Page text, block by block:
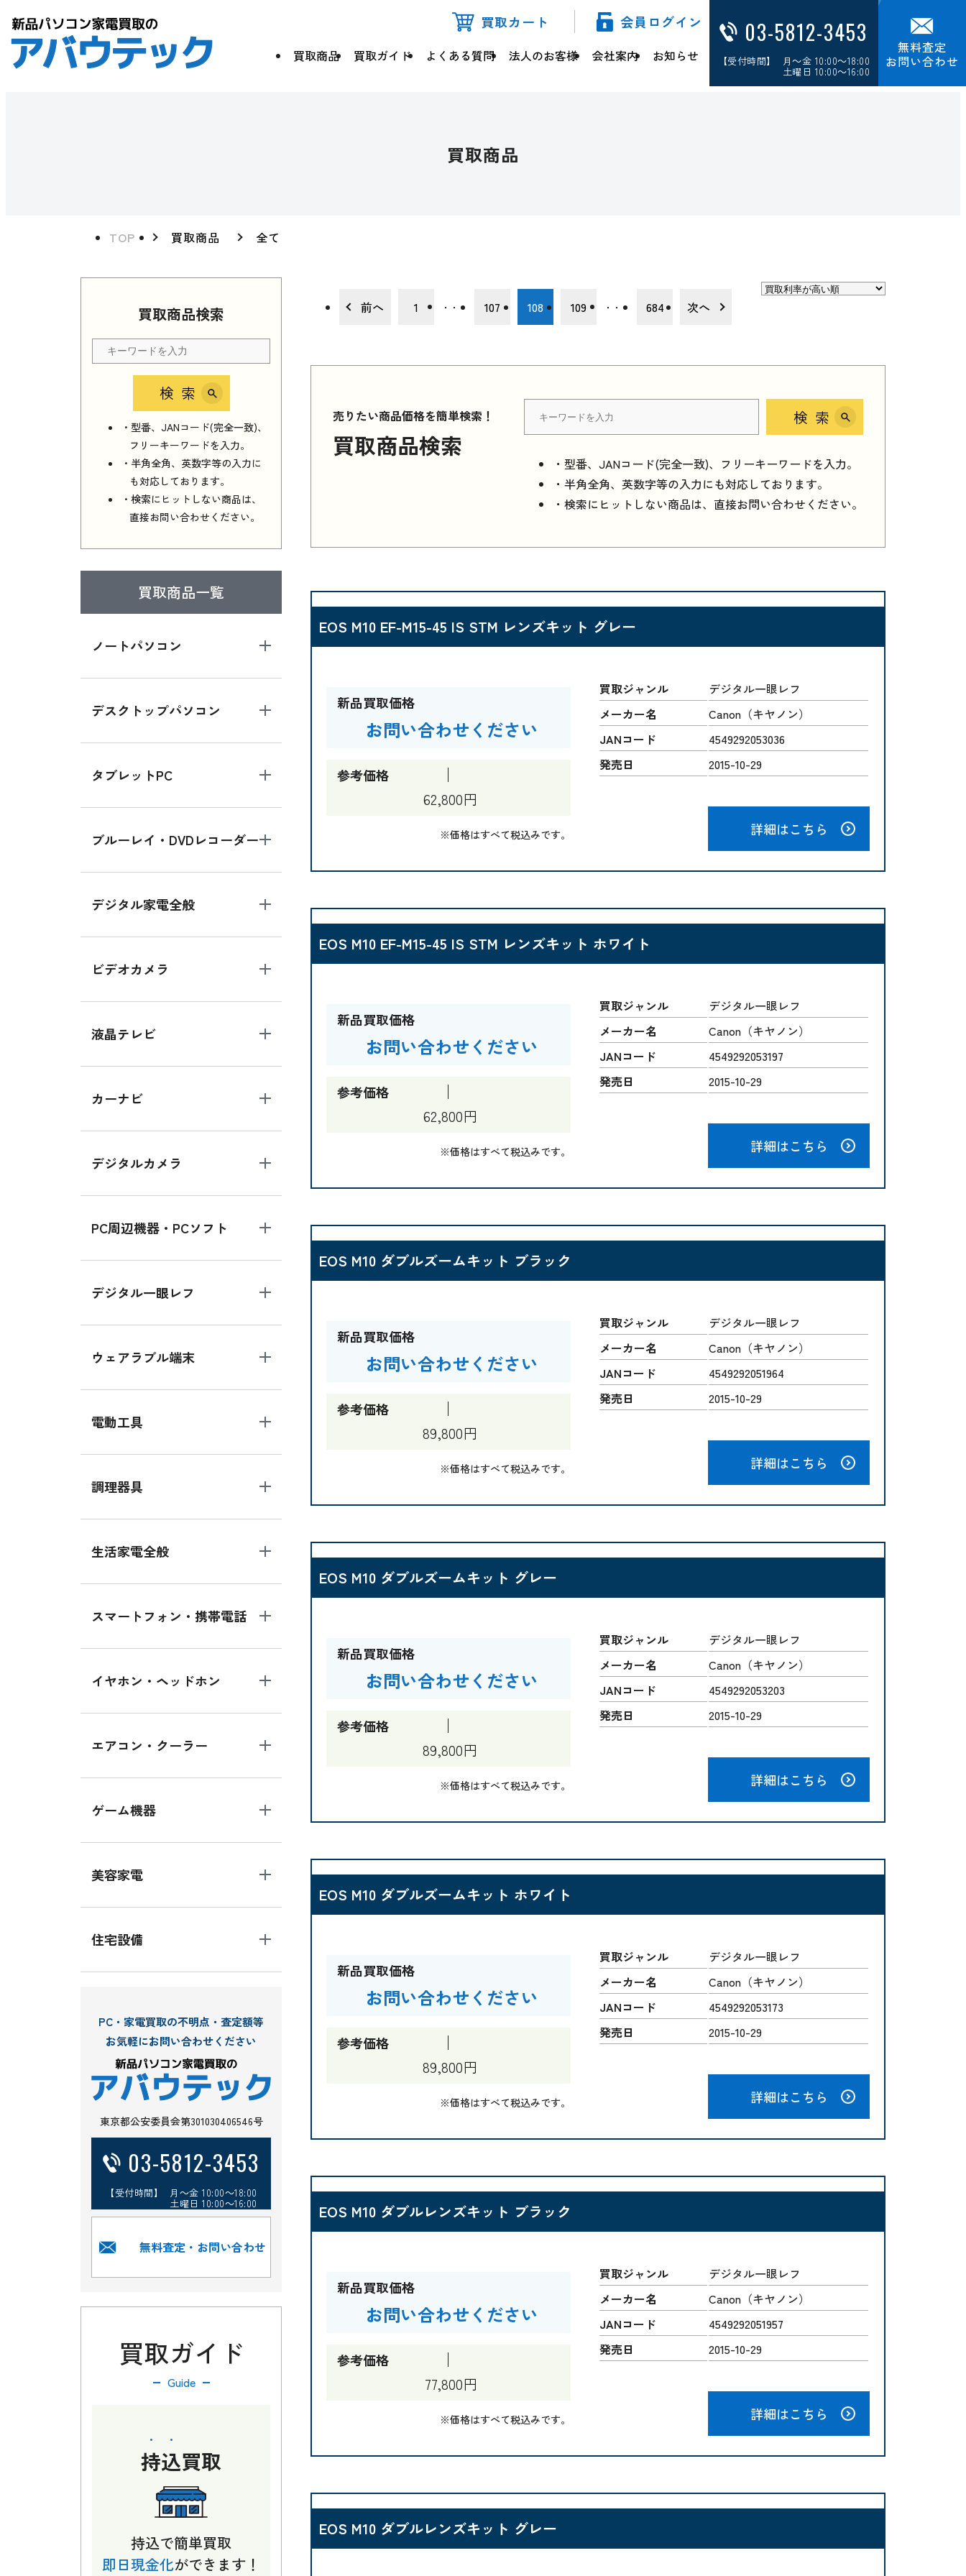
買取カート 会員ログイン
買取商品 買取ガイド よくある質問 法人のお客様 会社案内 お知らせ
03-5812-3453
【受付時間】 月～金 10:00～18:00
土曜日 10:00～16:00
無料査定
お問い合わせ
買取商品
TOP 買取商品 全て
買取商品検索
検索
・型番、JANコード(完全一致)、
フリーキーワードを入力。
・半角全角、英数字等の入力に
も対応しております。
・検索にヒットしない商品は、
直接お問い合わせください。
買取商品一覧
ノートパソコン
デスクトップパソコン
タブレットPC
ブルーレイ・DVDレコーダー
デジタル家電全般
ビデオカメラ
液晶テレビ
カーナビ
デジタルカメラ
PC周辺機器・PCソフト
デジタル一眼レフ
ウェアラブル端末
電動工具
調理器具
生活家電全般
スマートフォン・携帯電話
イヤホン・ヘッドホン
エアコン・クーラー
ゲーム機器
美容家電
住宅設備
PC・家電買取の不明点・査定額等
お気軽にお問い合わせください
東京都公安委員会第301030406546号
03-5812-3453
【受付時間】 月～金 10:00～18:00
土曜日 10:00～16:00
無料査定・お問い合わせ
買取ガイド
Guide
持込買取
持込で簡単買取
即日現金化ができます！
前へ 1 ・・・ 107 108 109 ・・・ 684 次へ
売りたい商品価格を簡単検索！
買取商品検索
検索
・型番、JANコード(完全一致)、フリーキーワードを入力。
・半角全角、英数字等の入力にも対応しております。
・検索にヒットしない商品は、直接お問い合わせください。
EOS M10 EF-M15-45 IS STM レンズキット グレー
新品買取価格
お問い合わせください
参考価格
62,800円
※価格はすべて税込みです。
買取ジャンル
デジタル一眼レフ
メーカー名
Canon（キヤノン）
JANコード
4549292053036
発売日
2015-10-29
詳細はこちら
EOS M10 EF-M15-45 IS STM レンズキット ホワイト
新品買取価格
お問い合わせください
参考価格
62,800円
※価格はすべて税込みです。
買取ジャンル
デジタル一眼レフ
メーカー名
Canon（キヤノン）
JANコード
4549292053197
発売日
2015-10-29
詳細はこちら
EOS M10 ダブルズームキット ブラック
新品買取価格
お問い合わせください
参考価格
89,800円
※価格はすべて税込みです。
買取ジャンル
デジタル一眼レフ
メーカー名
Canon（キヤノン）
JANコード
4549292051964
発売日
2015-10-29
詳細はこちら
EOS M10 ダブルズームキット グレー
新品買取価格
お問い合わせください
参考価格
89,800円
※価格はすべて税込みです。
買取ジャンル
デジタル一眼レフ
メーカー名
Canon（キヤノン）
JANコード
4549292053203
発売日
2015-10-29
詳細はこちら
EOS M10 ダブルズームキット ホワイト
新品買取価格
お問い合わせください
参考価格
89,800円
※価格はすべて税込みです。
買取ジャンル
デジタル一眼レフ
メーカー名
Canon（キヤノン）
JANコード
4549292053173
発売日
2015-10-29
詳細はこちら
EOS M10 ダブルレンズキット ブラック
新品買取価格
お問い合わせください
参考価格
77,800円
※価格はすべて税込みです。
買取ジャンル
デジタル一眼レフ
メーカー名
Canon（キヤノン）
JANコード
4549292051957
発売日
2015-10-29
詳細はこちら
EOS M10 ダブルレンズキット グレー